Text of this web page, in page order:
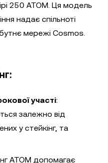
250 ATOM. Ця модель
надає спільноті
мережі Cosmos.
участі:
залежно від
у стейкінг, та
ATOM допомагає